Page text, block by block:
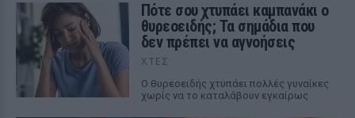
Πότε σου χτυπάει καμπανάκι ο
θυρεοειδής; Τα σημάδια που
δεν πρέπει να αγνοήσεις
ΧΤΕΣ
Ο θυρεοειδής χτυπάει πολλές γυναίκες
χωρίς να το καταλάβουν εγκαίρως